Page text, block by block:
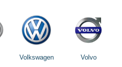
Volkswagen Volvo